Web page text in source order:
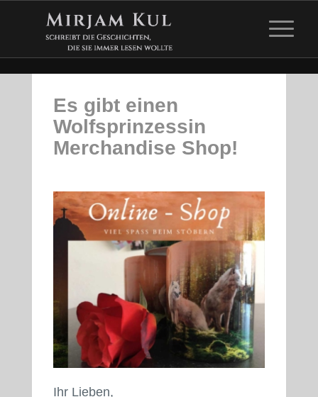
Es gibt einen
Wolfsprinzessin
Merchandise Shop!
Ihr Lieben,